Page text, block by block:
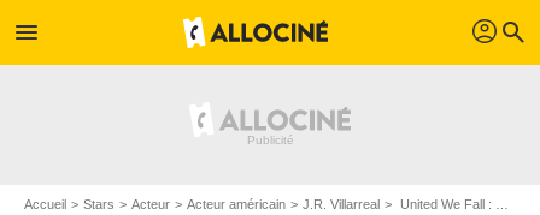
menu profil search
Accueil Stars Acteur Acteur américain J.R. Villarreal United We Fall : Photo J.R. Villarreal, Guillermo Díaz